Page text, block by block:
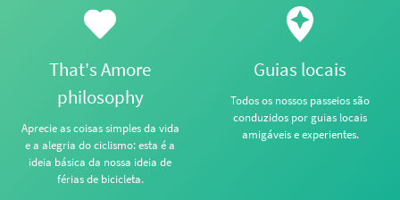
That's Amore
philosophy
Aprecie as coisas simples da vida
e a alegria do ciclismo: esta é a
ideia básica da nossa ideia de
férias de bicicleta.
Guias locais
Todos os nossos passeios são
conduzidos por guias locais
amigáveis e experientes.